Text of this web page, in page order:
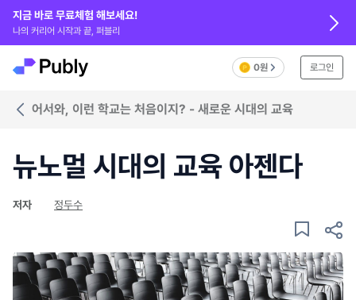
지금 바로 무료체험 해보세요!
나의 커리어 시작과 끝, 퍼블리
0원 로그인
어서와, 이런 학교는 처음이지? - 새로운 시대의 교육
뉴노멀 시대의 교육 아젠다
저자 정두수